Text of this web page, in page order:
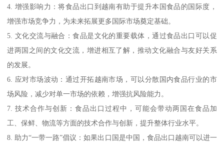
4. 增强影响力：将食品出口到越南有助于提升本国食品的国际度，
增强市场竞争力，为未来拓展更多国际市场奠定基础。
5. 文化交流与融合：食品是文化的重要载体，通过食品出口可以促
进两国之间的文化交流，增进相互了解，推动文化融合与友好关系
的发展。
6. 应对市场波动：通过开拓越南市场，可以分散国内食品行业的市
场风险，减少对单一市场的依赖，增强抗风险能力。
7. 技术合作与创新：食品出口过程中，可能会带动两国在食品加
工、保鲜、物流等方面的技术合作与创新，提升整体行业水平。
8. 助力“一带一路”倡议：如果出口国是中国，食品出口越南可以进一